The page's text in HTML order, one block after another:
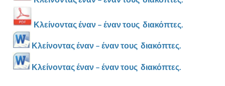
Κλείνοντας έναν – έναν τους διακόπτες.
Κλείνοντας έναν – έναν τους διακόπτες.
Κλείνοντας έναν – έναν τους διακόπτες.